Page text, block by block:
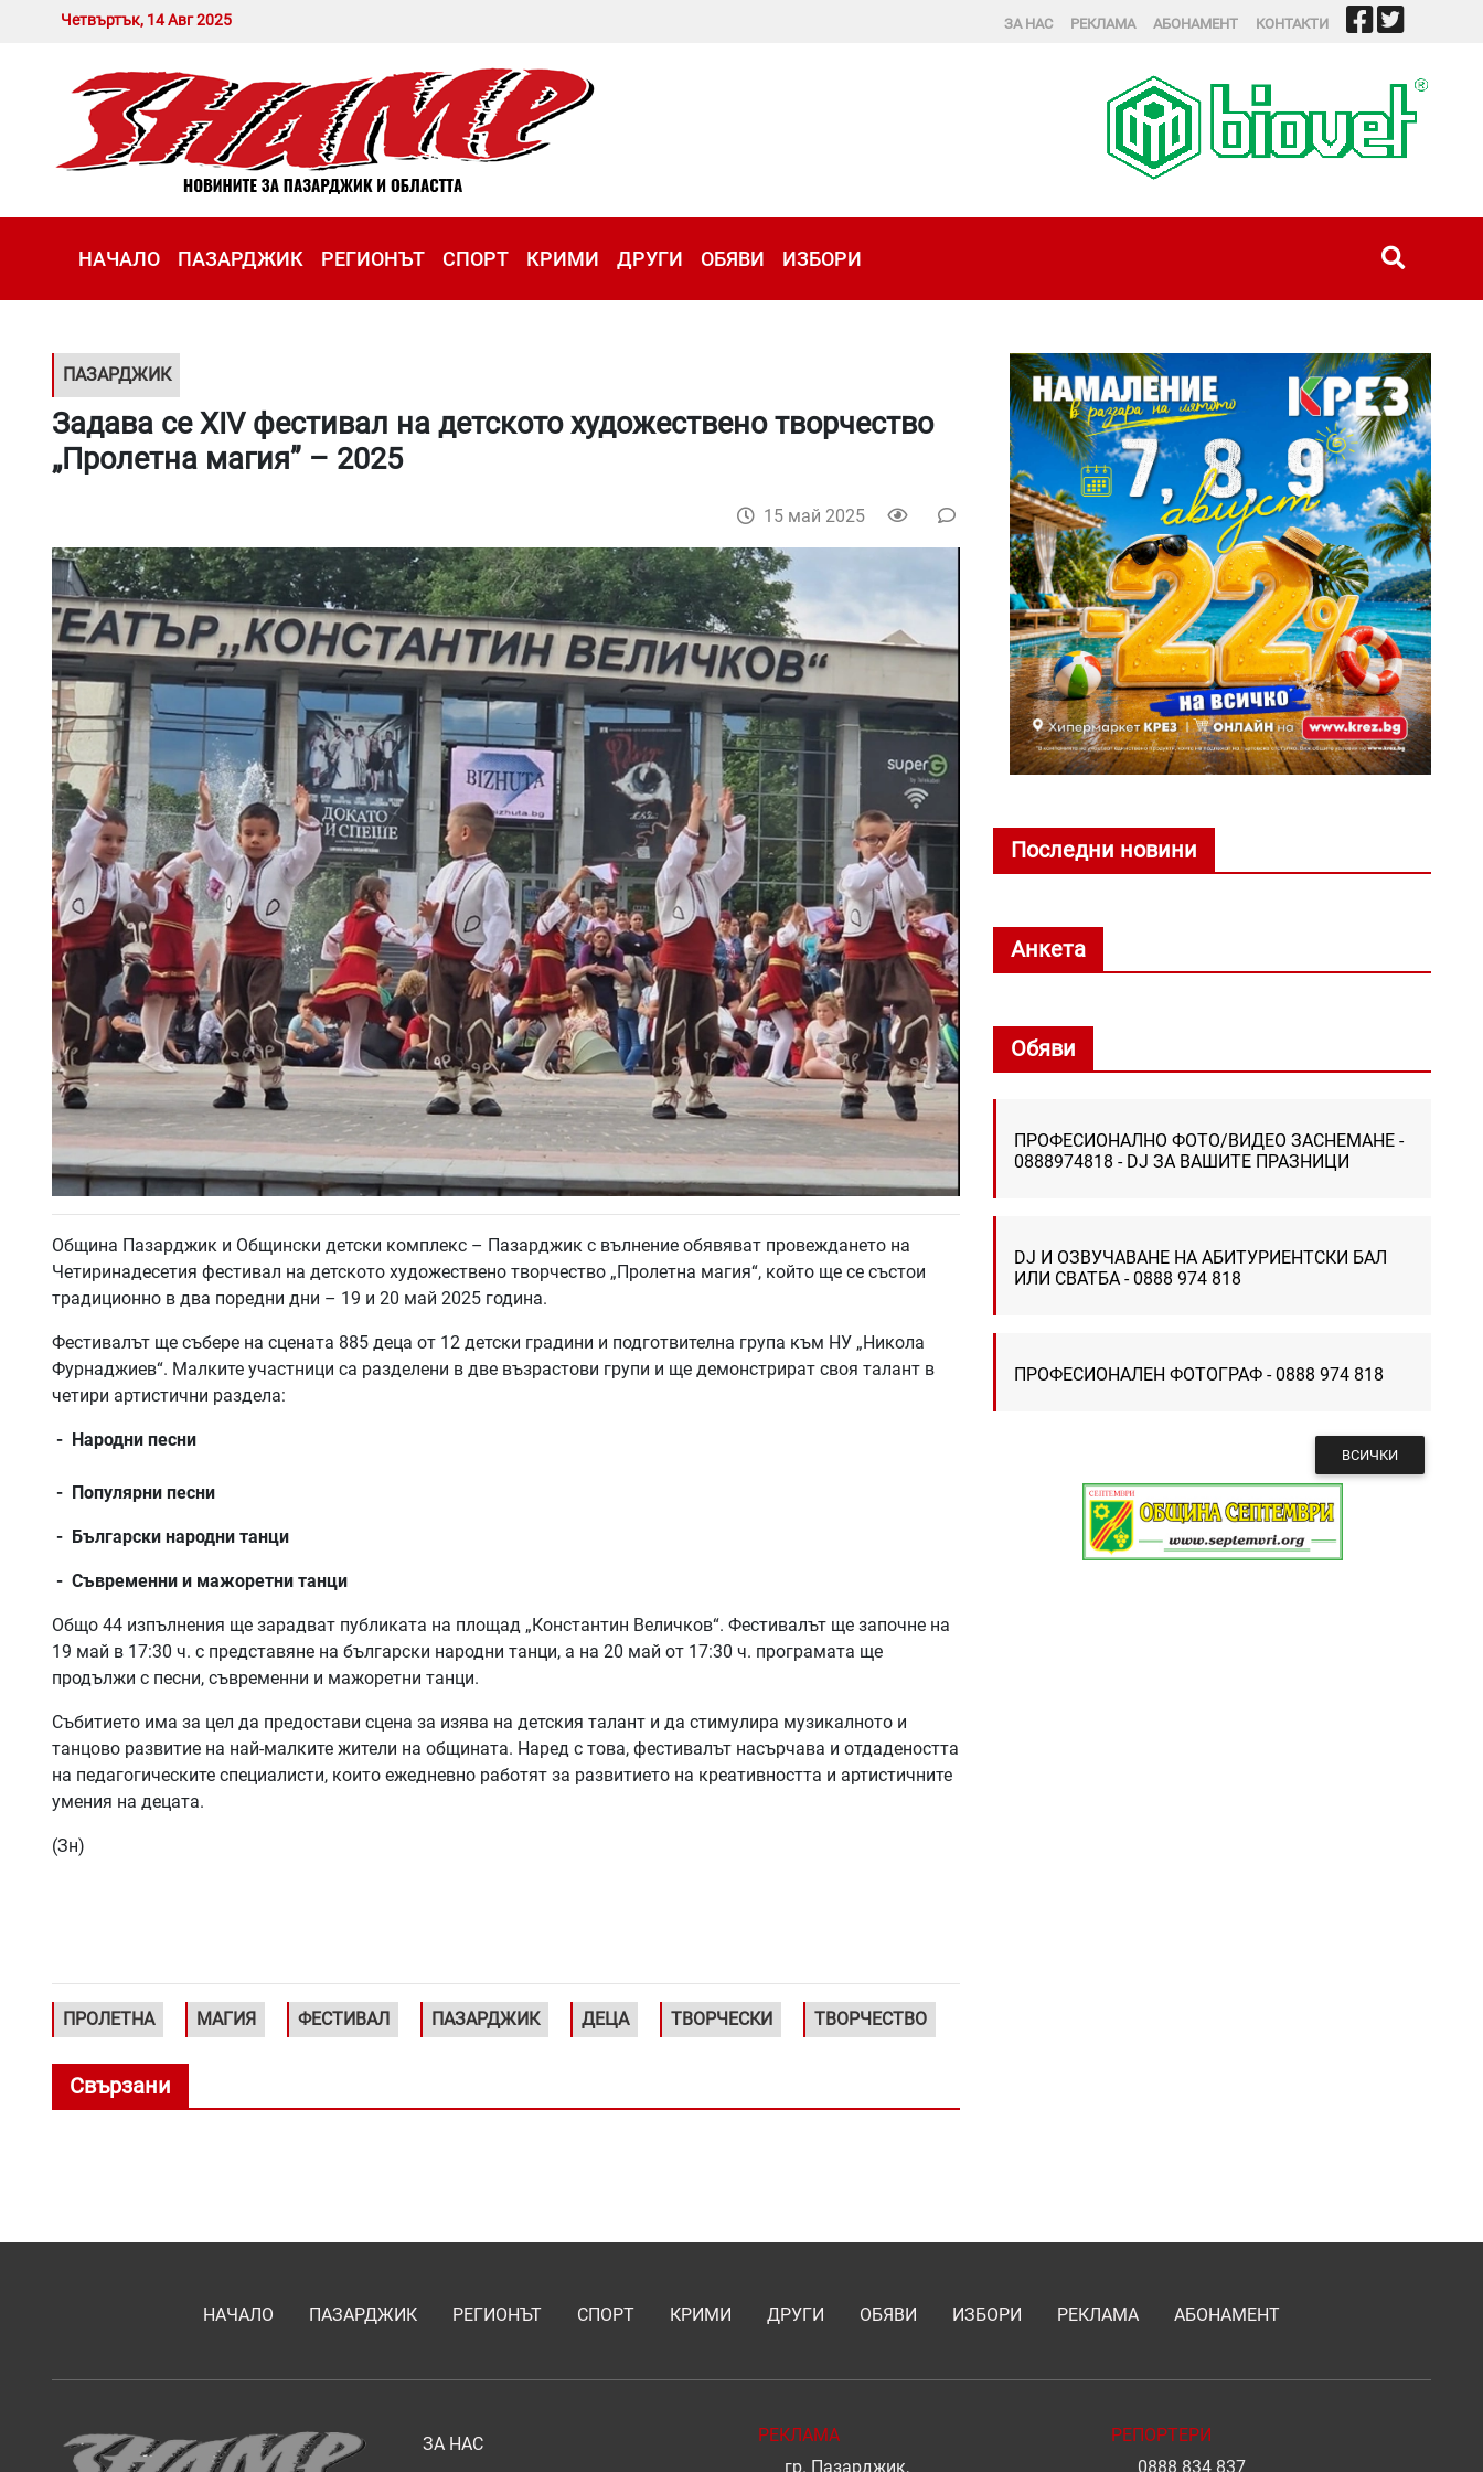
Четвъртък, 14 Авг 2025 ЗА НАС РЕКЛАМА АБОНАМЕНТ КОНТАКТИ
НАЧАЛО ПАЗАРДЖИК РЕГИОНЪТ СПОРТ КРИМИ ДРУГИ ОБЯВИ ИЗБОРИ
ПАЗАРДЖИК
Задава се XIV фестивал на детското художествено творчество
„Пролетна магия” – 2025
15 май 2025
Община Пазарджик и Общински детски комплекс – Пазарджик с вълнение обявяват провеждането на
Четиринадесетия фестивал на детското художествено творчество „Пролетна магия“, който ще се състои
традиционно в два поредни дни – 19 и 20 май 2025 година.
Фестивалът ще събере на сцената 885 деца от 12 детски градини и подготвителна група към НУ „Никола
Фурнаджиев“. Малките участници са разделени в две възрастови групи и ще демонстрират своя талант в
четири артистични раздела:
- Народни песни
- Популярни песни
- Български народни танци
- Съвременни и мажоретни танци
Общо 44 изпълнения ще зарадват публиката на площад „Константин Величков“. Фестивалът ще започне на
19 май в 17:30 ч. с представяне на български народни танци, а на 20 май от 17:30 ч. програмата ще
продължи с песни, съвременни и мажоретни танци.
Събитието има за цел да предостави сцена за изява на детския талант и да стимулира музикалното и
танцово развитие на най-малките жители на общината. Наред с това, фестивалът насърчава и отдадеността
на педагогическите специалисти, които ежедневно работят за развитието на креативността и артистичните
умения на децата.
(Зн)
ПРОЛЕТНА МАГИЯ ФЕСТИВАЛ ПАЗАРДЖИК ДЕЦА ТВОРЧЕСКИ ТВОРЧЕСТВО
Свързани
Последни новини
Анкета
Обяви
ПРОФЕСИОНАЛНО ФОТО/ВИДЕО ЗАСНЕМАНЕ -
0888974818 - DJ ЗА ВАШИТЕ ПРАЗНИЦИ
DJ И ОЗВУЧАВАНЕ НА АБИТУРИЕНТСКИ БАЛ
ИЛИ СВАТБА - 0888 974 818
ПРОФЕСИОНАЛЕН ФОТОГРАФ - 0888 974 818
ВСИЧКИ
НАЧАЛО ПАЗАРДЖИК РЕГИОНЪТ СПОРТ КРИМИ ДРУГИ ОБЯВИ ИЗБОРИ РЕКЛАМА АБОНАМЕНТ
ЗА НАС
РЕКЛАМА
гр. Пазарджик,
РЕПОРТЕРИ
0888 834 837